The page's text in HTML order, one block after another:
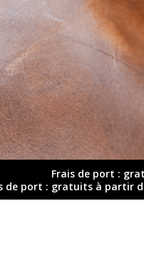
Frais de port :
de port : gratuits à partir